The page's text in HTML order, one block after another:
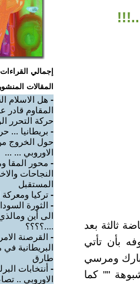
ثالثة بعد
قام بها خلال العامين 2011 و2013 , وخوفه بأن تأتي
ومرسي
"" كما
إجمالي القراءات:
المقالات المنشورة:
- هل الاسلام
المقاوم قادر
حركة التحرر
- بريطانيا ...
حول الخروج من
الاوروبي ... ...
- محور المقا
النجاحات
المستقبل
- تركيا
- الثورة
الى أين
....؟؟؟؟
- القرصنة
البريطانية
طارق
- أنتخابات
الاوروبي ..